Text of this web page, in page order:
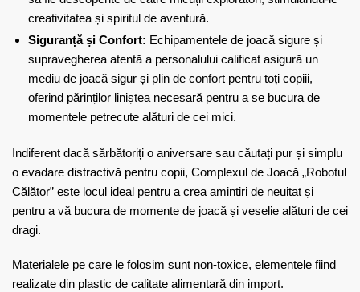
creativitatea și spiritul de aventură.
Siguranță și Confort: Echipamentele de joacă sigure și
supravegherea atentă a personalului calificat asigură un
mediu de joacă sigur și plin de confort pentru toți copiii,
oferind părinților liniștea necesară pentru a se bucura de
momentele petrecute alături de cei mici.
Indiferent dacă sărbătoriți o aniversare sau căutați pur și simplu
o evadare distractivă pentru copii, Complexul de Joacă „Robotul
Călător” este locul ideal pentru a crea amintiri de neuitat și
pentru a vă bucura de momente de joacă și veselie alături de cei
dragi.
Materialele pe care le folosim sunt non-toxice, elementele fiind
realizate din plastic de calitate alimentară din import.